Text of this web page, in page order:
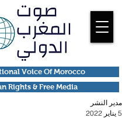
Rights & Free Media
Voice Of Morocco
مدير النشر
5 يناير 2022